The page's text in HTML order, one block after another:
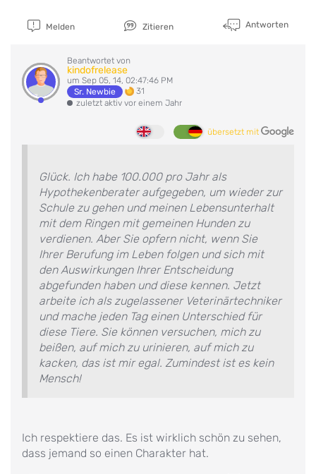
Melden Zitieren Antworten
Beantwortet von
kindofrelease
um Sep 05, 14, 02:47:46 PM
Sr. Newbie
31
zuletzt aktiv vor einem Jahr
übersetzt mit
Glück. Ich habe 100.000 pro Jahr als
Hypothekenberater aufgegeben, um wieder zur
Schule zu gehen und meinen Lebensunterhalt
mit dem Ringen mit gemeinen Hunden zu
verdienen. Aber Sie opfern nicht, wenn Sie
Ihrer Berufung im Leben folgen und sich mit
den Auswirkungen Ihrer Entscheidung
abgefunden haben und diese kennen. Jetzt
arbeite ich als zugelassener Veterinärtechniker
und mache jeden Tag einen Unterschied für
diese Tiere. Sie können versuchen, mich zu
beißen, auf mich zu urinieren, auf mich zu
kacken, das ist mir egal. Zumindest ist es kein
Mensch!
Ich respektiere das. Es ist wirklich schön zu sehen,
dass jemand so einen Charakter hat.